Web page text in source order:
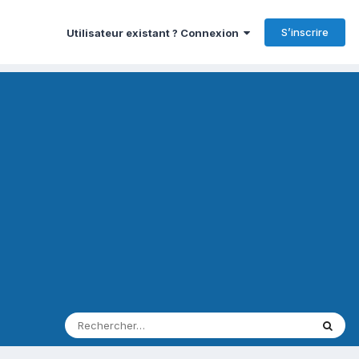
Utilisateur existant ? Connexion S’inscrire